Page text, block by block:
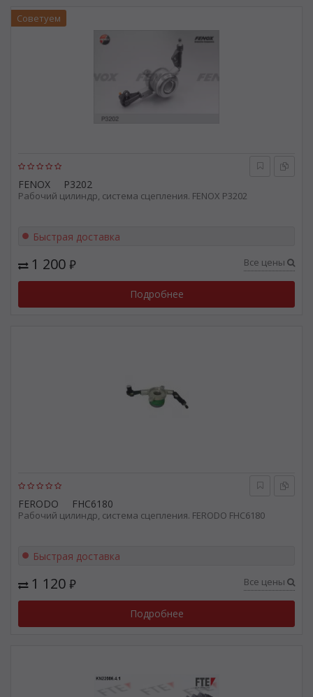
FENOX P3202
Рабочий цилиндр, система сцепления. FENOX P3202
Советуем
Быстрая доставка
1 200 ₽ Все цены
Подробнее
FERODO FHC6180
Рабочий цилиндр, система сцепления. FERODO FHC6180
Быстрая доставка
1 120 ₽ Все цены
Подробнее